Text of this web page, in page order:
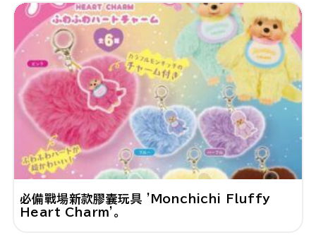
必備戰場新款膠囊玩具 'Monchichi Fluffy
Heart Charm'。